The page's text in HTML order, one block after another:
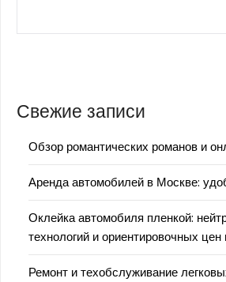
Свежие записи
Обзор романтических романов и
Аренда автомобилей в Москве:
Оклейка автомобиля пленкой:
технологий и ориентировочных цен
Ремонт и техобслуживание